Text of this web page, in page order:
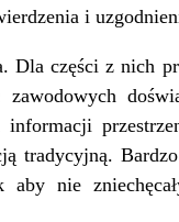
i
Dla części z nich
tradycyjną.
nie